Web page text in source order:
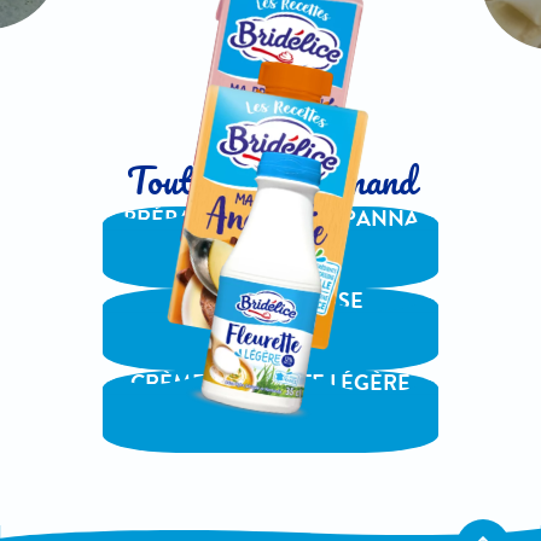
Tout aussi gourmand
PRÉPARATION POUR PANNA
COTTA
CRÈME ANGLAISE
CRÈME FLEURETTE LÉGÈRE